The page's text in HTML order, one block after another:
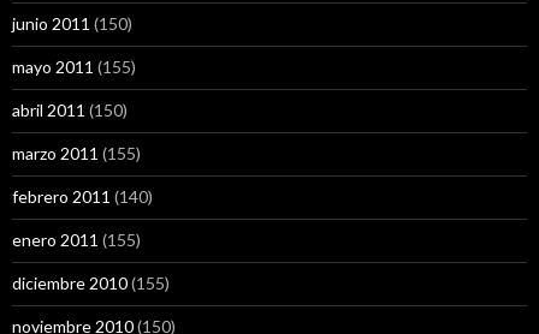
junio 2011 (150)
mayo 2011 (155)
abril 2011 (150)
marzo 2011 (155)
febrero 2011 (140)
enero 2011 (155)
diciembre 2010(155)
noviembre 2010(150)